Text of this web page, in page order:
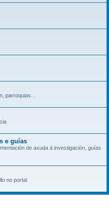
parroquias...
e guías
de axuda á investigación, guías
no portal